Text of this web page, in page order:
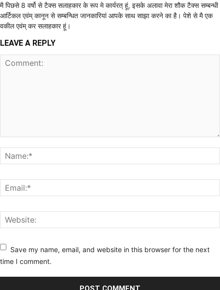
मै पिछसे 8 वर्षो से टैक्स सलाहकार के रूप मे कार्यरत् हूं, इसके अलावा मेरा शौक टैक्स सम्बन्धी
आर्टिकल एवंम् कानून से सम्बन्धित जानकारियां आपके साथ साझा करने का है। पेशे से मै एक
वकील एवंम् कर सलाहकार हूं।
LEAVE A REPLY
Save my name, email, and website in this browser for the next
time I comment.